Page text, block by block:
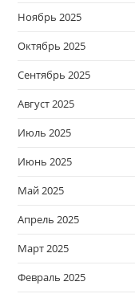
Ноябрь 2025
Октябрь 2025
Сентябрь 2025
Август 2025
Июль 2025
Июнь 2025
Май 2025
Апрель 2025
Март 2025
Февраль 2025